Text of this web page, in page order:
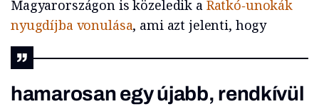
Magyarországon is közeledik a Ratkó‑unokák
nyugdíjba vonulása, ami azt jelenti, hogy
hamarosan egy újabb, rendkívül